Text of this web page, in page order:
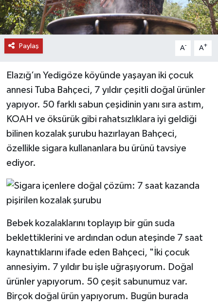
Paylaş A- A+
Elazığ’ın Yedigöze köyünde yaşayan iki çocuk
annesi Tuba Bahçeci, 7 yıldır çeşitli doğal ürünler
yapıyor. 50 farklı sabun çeşidinin yanı sıra astım,
KOAH ve öksürük gibi rahatsızlıklara iyi geldiği
bilinen kozalak şurubu hazırlayan Bahçeci,
özellikle sigara kullananlara bu ürünü tavsiye
ediyor.
Bebek kozalaklarını toplayıp bir gün suda
beklettiklerini ve ardından odun ateşinde 7 saat
kaynattıklarını ifade eden Bahçeci, "İki çocuk
annesiyim. 7 yıldır bu işle uğraşıyorum. Doğal
ürünler yapıyorum. 50 çeşit sabunumuz var.
Birçok doğal ürün yapıyorum. Bugün burada
RÖPORTAJ
VİDEO HABERLER
MAGAZİN